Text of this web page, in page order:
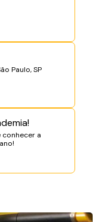
Paulo, SP
a